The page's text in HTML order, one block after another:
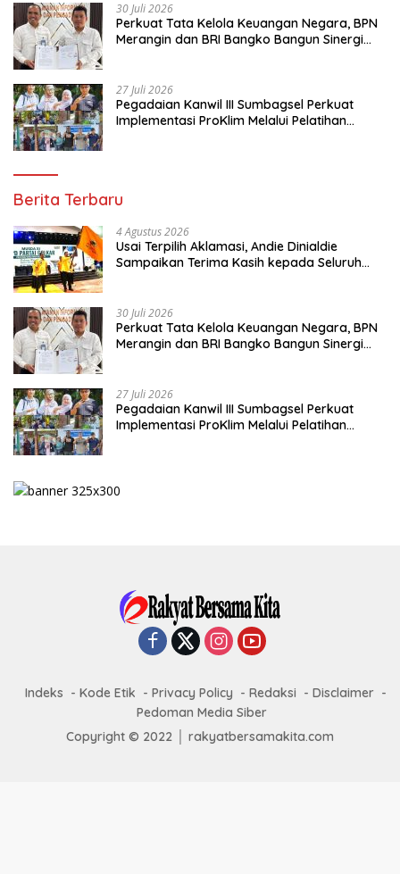
30 Juli 2026
Perkuat Tata Kelola Keuangan Negara, BPN
Merangin dan BRI Bangko Bangun Sinergi
27 Juli 2026
Pegadaian Kanwil III Sumbagsel Perkuat
Implementasi ProKlim Melalui Pelatihan
Berita Terbaru
4 Agustus 2026
Usai Terpilih Aklamasi, Andie Dinialdie
Sampaikan Terima Kasih kepada Seluruh
30 Juli 2026
Perkuat Tata Kelola Keuangan Negara, BPN
Merangin dan BRI Bangko Bangun Sinergi
27 Juli 2026
Pegadaian Kanwil III Sumbagsel Perkuat
Implementasi ProKlim Melalui Pelatihan
Indeks Kode Etik Privacy Policy Redaksi
Disclaimer
Pedoman Media Siber
Copyright © 2022 │ rakyatbersamakita.com